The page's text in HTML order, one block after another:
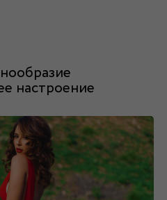
настроение